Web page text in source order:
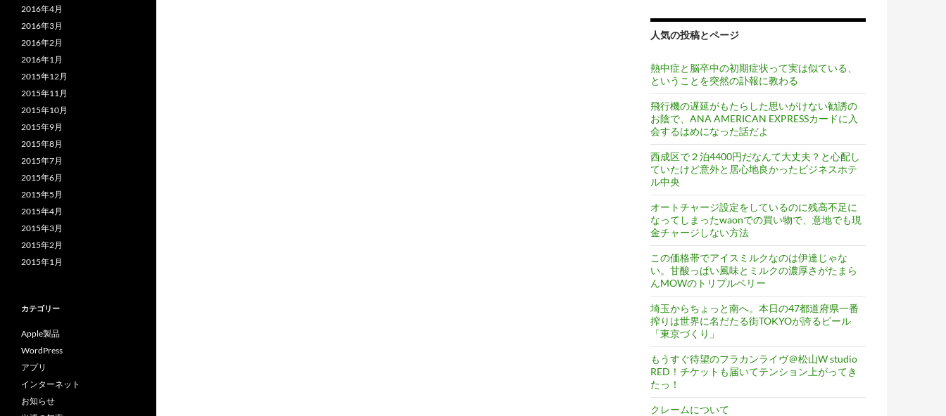
人気の投稿とページ
熱中症と脳卒中の初期症状って実は似ている、
ということを突然の訃報に教わる
飛行機の遅延がもたらした思いがけない勧誘の
お陰で、ANA AMERICAN EXPRESSカードに入
会するはめになった話だよ
西成区で２泊4400円だなんて大丈夫？と心配し
ていたけど意外と居心地良かったビジネスホテ
ル中央
オートチャージ設定をしているのに残高不足に
なってしまったwaonでの買い物で、意地でも現
金チャージしない方法
この価格帯でアイスミルクなのは伊達じゃな
い。甘酸っぱい風味とミルクの濃厚さがたまら
んMOWのトリプルベリー
埼玉からちょっと南へ。本日の47都道府県一番
搾りは世界に名だたる街TOKYOが誇るビール
「東京づくり」
もうすぐ待望のフラカンライヴ＠松山W studio
RED！チケットも届いてテンション上がってき
たっ！
クレームについて
2016年4月
2016年3月
2016年2月
2016年1月
2015年12月
2015年11月
2015年10月
2015年9月
2015年8月
2015年7月
2015年6月
2015年5月
2015年4月
2015年3月
2015年2月
2015年1月
カテゴリー
Apple製品
WordPress
アプリ
インターネット
お知らせ